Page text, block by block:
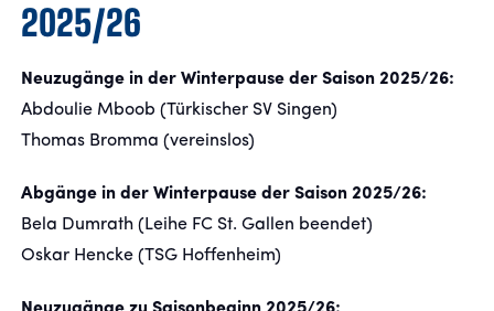
2025/26
Neuzugänge in der Winterpause der Saison 2025/26:
Abdoulie Mboob (Türkischer SV Singen)
Thomas Bromma (vereinslos)
Abgänge in der Winterpause der Saison 2025/26:
Bela Dumrath (Leihe FC St. Gallen beendet)
Oskar Hencke (TSG Hoffenheim)